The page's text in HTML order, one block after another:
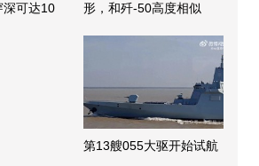
深可达10
形，和歼-50高度相似
第13艘055大驱开始试航